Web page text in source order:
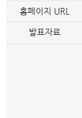
홈페이지 URL
발표자료